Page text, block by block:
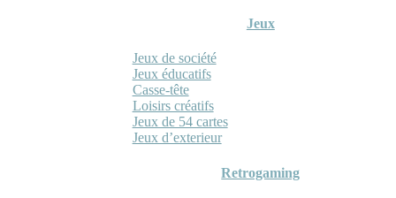
Jeux
Jeux de société
Jeux éducatifs
Casse-tête
Loisirs créatifs
Jeux de 54 cartes
Jeux d’exterieur
Retrogaming